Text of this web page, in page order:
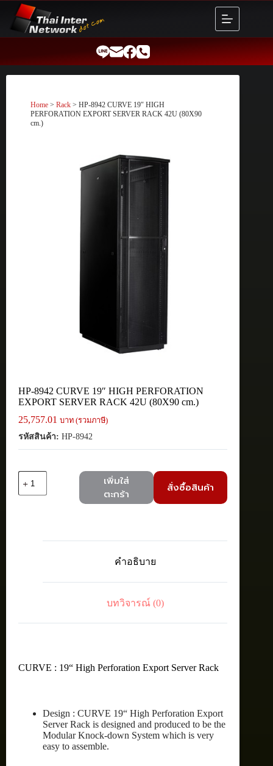
content
Home > Rack > HP-8942 CURVE 19″ HIGH
PERFORATION EXPORT SERVER RACK 42U (80X90
cm.)
HP-8942 CURVE 19″ HIGH PERFORATION
EXPORT SERVER RACK 42U (80X90 cm.)
25,757.01 บาท (รวมภาษี)
รหัสสินค้า: HP-8942
HP-
PERFORATION
เพิ่มใส่
ตะกร้า
สั่งซื้อสินค้า
คำอธิบาย
บทวิจารณ์ (0)
CURVE : 19“ High Perforation Export Server Rack
Design : CURVE 19“ High Perforation Export
Server Rack is designed and produced to be the
Modular Knock-down System which is very
easy to assemble.